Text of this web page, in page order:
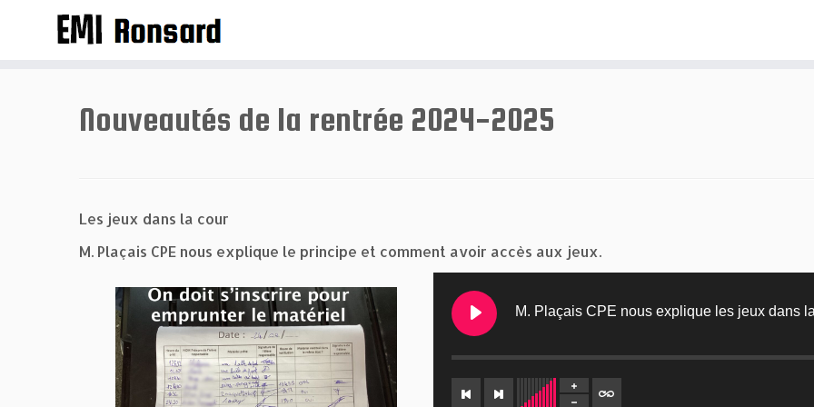
Nouveautés de la rentrée 2024-2025
Les jeux dans la cour
M. Plaçais CPE nous explique le principe et comment avoir accès aux jeux.
M. Plaçais CPE nous explique les jeux dans